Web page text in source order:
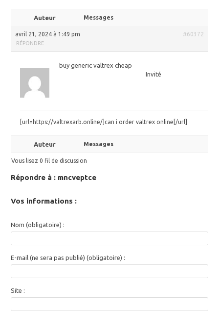
Auteur Messages
avril 21, 2024 à 1:49 pm #60372
RÉPONDRE
buy generic valtrex cheap
Invité
[url=https://valtrexarb.online/]can i order valtrex online[/url]
Auteur Messages
Vous lisez 0 fil de discussion
Répondre à : mncveptce
Vos informations :
Nom (obligatoire) :
E-mail (ne sera pas publié) (obligatoire) :
Site :